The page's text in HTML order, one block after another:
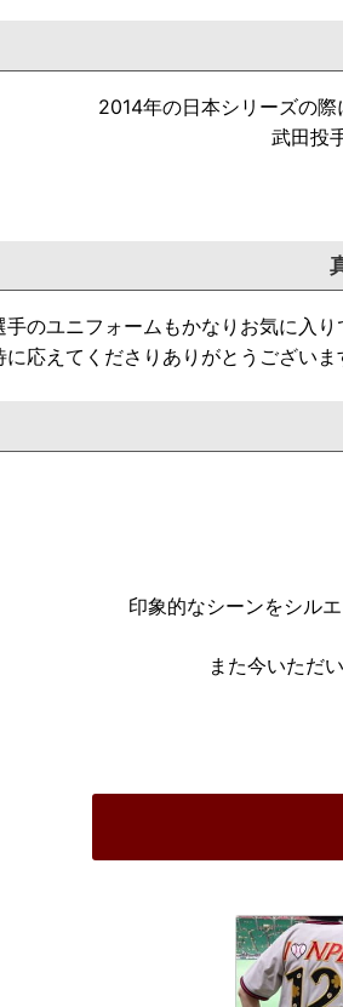
2014年の日本シリーズの
武田投
手のユニフォームもかなりお気に入り
応えてくださりありがとうございま
印象的なシーンをシル
また今いただ